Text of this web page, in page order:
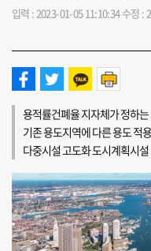
입력 : 2023-01-05 11:10:34수정 :
용적률건폐율 지자체가 정하
기존 용도지역에 다른 용도 적
다중시설 고도화 도시계획시